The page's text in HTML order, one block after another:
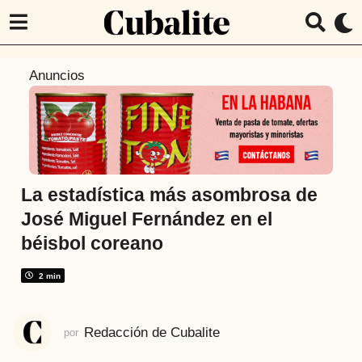
t
r
á
s
7
o
Anuncios
La estadística más asombrosa de
José Miguel Fernández en el
béisbol coreano
2 min
por Redacción de Cubalite